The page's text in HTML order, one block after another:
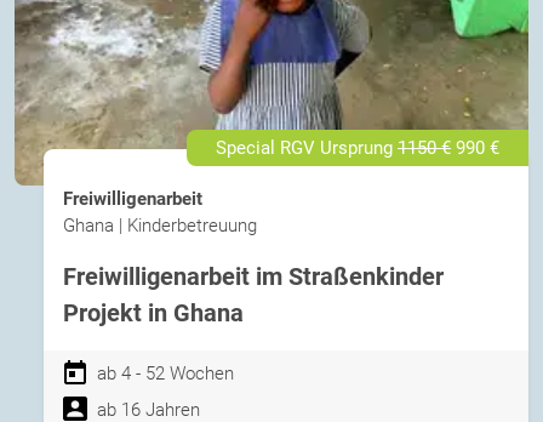
Special RGV Ursprung 1150 € 990 €
Freiwilligenarbeit
Ghana | Kinderbetreuung
Freiwilligenarbeit im Straßenkinder
Projekt in Ghana
ab 4 - 52 Wochen
ab 16 Jahren